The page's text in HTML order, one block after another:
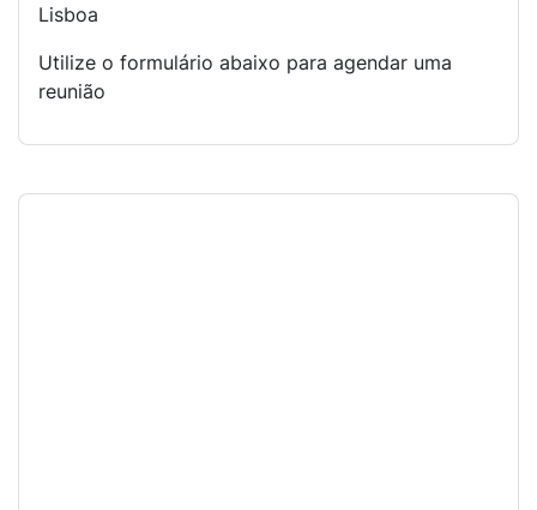
Lisboa
Utilize o formulário abaixo para agendar uma
reunião